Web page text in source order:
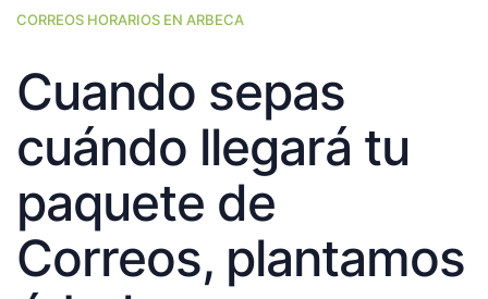
CORREOS HORARIOS EN ARBECA
Cuando sepas
cuándo llegará tu
paquete de
Correos, plantamos